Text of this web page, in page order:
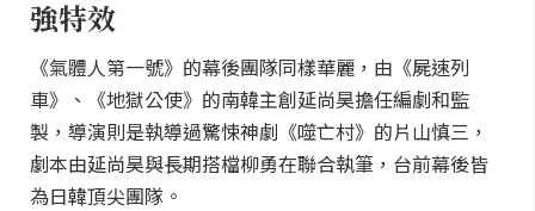
強特效
《氣體人第一號》的幕後團隊同樣華麗，由《屍速列
車》、《地獄公使》的南韓主創延尚昊擔任編劇和監
製，導演則是執導過驚悚神劇《噬亡村》的片山慎三，
劇本由延尚昊與長期搭檔柳勇在聯合執筆，台前幕後皆
為日韓頂尖團隊。